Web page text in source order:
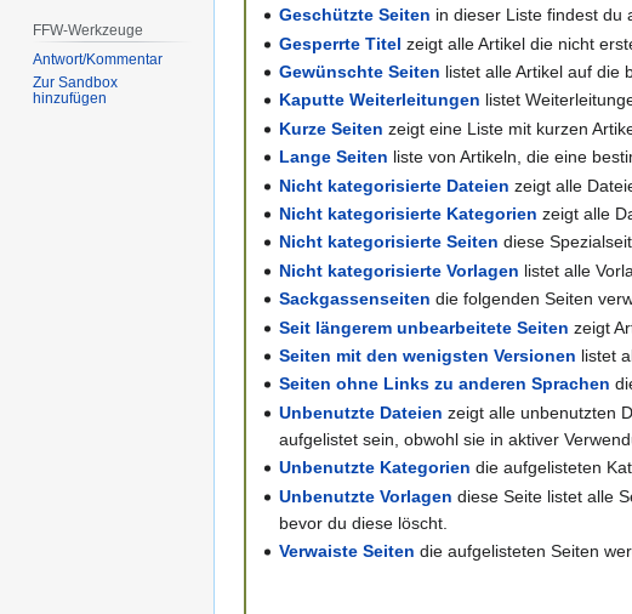
Geschützte Seiten in dieser Liste findest du
Gesperrte Titel zeigt alle Artikel die nicht
Gewünschte Seiten listet alle Artikel auf die
Kaputte Weiterleitungen listet
Kurze Seiten zeigt eine Liste mit kurzen
Lange Seiten liste von Artikeln, die eine
Nicht kategorisierte Dateien zeigt alle
Nicht kategorisierte Kategorien zeigt alle
Nicht kategorisierte Seiten diese
Nicht kategorisierte Vorlagen listet alle
Sackgassenseiten die folgenden Seiten
Seit längerem unbearbeitete Seiten zeigt
Seiten mit den wenigsten Versionen listet
Seiten ohne Links zu anderen Sprachen
Unbenutzte Dateien zeigt alle unbenutzten
aufgelistet sein, obwohl sie in aktiver
Unbenutzte Kategorien die aufgelisteten
Unbenutzte Vorlagen diese Seite listet alle
bevor du diese löscht.
Verwaiste Seiten die aufgelisteten Seiten
FFW-Werkzeuge
Antwort/Kommentar
Zur Sandbox
hinzufügen